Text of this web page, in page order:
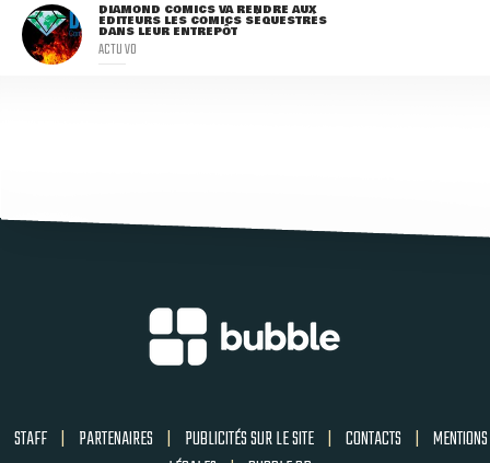
DIAMOND COMICS VA RENDRE AUX
ÉDITEURS LES COMICS SÉQUESTRÉS
DANS LEUR ENTREPÔT
ACTU VO
STAFF | PARTENAIRES | PUBLICITÉS SUR LE SITE | CONTACTS | MENTIONS